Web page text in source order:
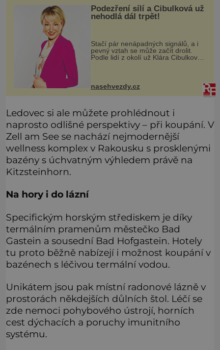
Podezření sílí a Cibulková už
nehodlá dál trpět!
Stačí pár nenápadných signálů, a i
pevný vztah se může začít drolit.
Podle lidí z okolí už Klára Cibulková
nasehvezdy.cz
Ledovec si ale můžete prohlédnout i
naprosto odlišné perspektivy – při koupání. V
Zell am See se nachází nejmodernější
wellness komplex v Rakousku s prosklenými
bazény s úchvatným výhledem právě na
Kitzsteinhorn.
Na hory i do lázní
Specifickým horským střediskem je díky
termálním pramenům městečko Bad
Gastein a sousední Bad Hofgastein. Hotely
tu proto běžně nabízejí i možnost koupání v
bazénech s léčivou termální vodou.
Unikátem jsou pak místní radonové lázně v
prostorách někdejších důlních štol. Léčí se
zde nemoci pohybového ústrojí, horních
cest dýchacích a poruchy imunitního
systému.